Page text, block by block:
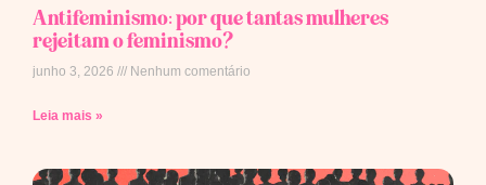
Antifeminismo: por que tantas mulheres
rejeitam o feminismo?
junho 3, 2026 Nenhum comentário
Leia mais »